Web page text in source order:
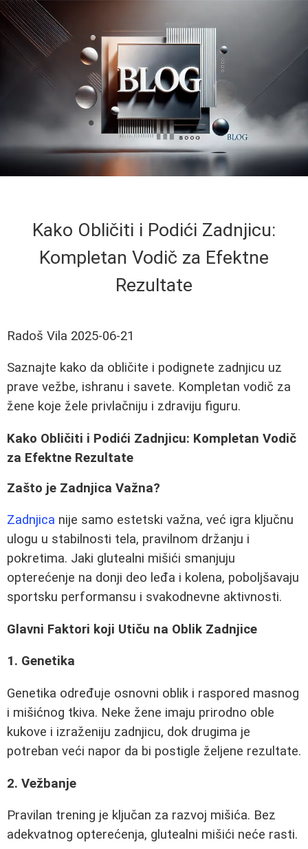
Kako Obličiti i Podići Zadnjicu:
Kompletan Vodič za Efektne
Rezultate
Radoš Vila 2025-06-21
Saznajte kako da obličite i podignete zadnjicu uz
prave vežbe, ishranu i savete. Kompletan vodič za
žene koje žele privlačniju i zdraviju figuru.
Kako Obličiti i Podići Zadnjicu: Kompletan Vodič
za Efektne Rezultate
Zašto je Zadnjica Važna?
Zadnjica nije samo estetski važna, već igra ključnu
ulogu u stabilnosti tela, pravilnom držanju i
pokretima. Jaki glutealni mišići smanjuju
opterećenje na donji deo leđa i kolena, poboljšavaju
sportsku performansu i svakodnevne aktivnosti.
Glavni Faktori koji Utiču na Oblik Zadnjice
1. Genetika
Genetika određuje osnovni oblik i raspored masnog
i mišićnog tkiva. Neke žene imaju prirodno oble
kukove i izraženiju zadnjicu, dok drugima je
potreban veći napor da bi postigle željene rezultate.
2. Vežbanje
Pravilan trening je ključan za razvoj mišića. Bez
adekvatnog opterećenja, glutealni mišići neće rasti.